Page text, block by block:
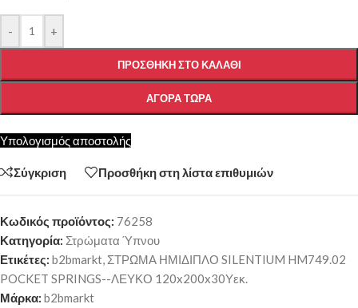
- +
ΠΡΟΣΘΉΚΗ ΣΤΟ ΚΑΛΆΘΙ
ΑΓΟΡΆ ΤΏΡΑ
Υπολογισμός αποστολής
Σύγκριση Προσθήκη στη λίστα επιθυμιών
Κωδικός προϊόντος: 76258
Κατηγορία: Στρώματα Ύπνου
Ετικέτες: b2bmarkt, ΣΤΡΩΜΑ ΗΜΙΔΙΠΛΟ SILENTIUM HM749.02
POCKET SPRINGS--ΛΕΥΚΟ 120x200x30Υεκ.
Μάρκα: b2bmarkt